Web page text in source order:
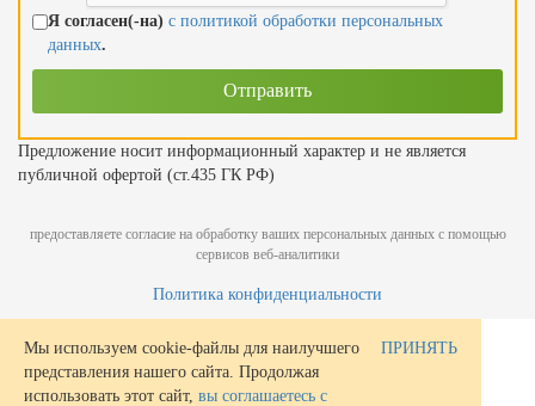
Я согласен(-на) с политикой обработки персональных
данных.
Предложение носит информационный характер и не является
публичной офертой (ст.435 ГК РФ)
предоставляете согласие на обработку ваших персональных данных с помощью
сервисов веб-аналитики
Политика конфиденциальности
Мы используем cookie-файлы для наилучшего
представления нашего сайта. Продолжая
использовать этот сайт, вы соглашаетесь с
ПРИНЯТЬ